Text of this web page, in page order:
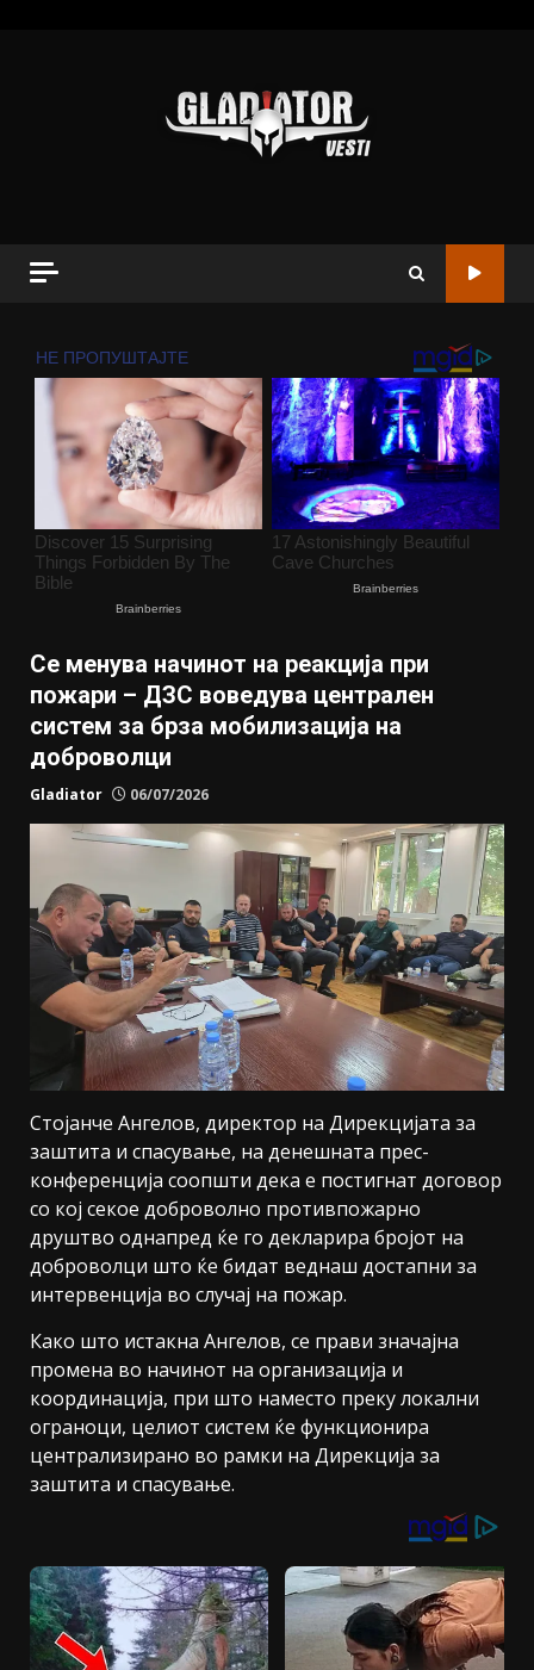
Се менува начинот на реакција при
пожари – ДЗС воведува централен
систем за брза мобилизација на
доброволци
Gladiator 06/07/2026
Стојанче Ангелов, директор на Дирекцијата за
заштита и спасување, на денешната прес-
конференција соопшти дека е постигнат договор
со кој секое доброволно противпожарно
друштво однапред ќе го декларира бројот на
доброволци што ќе бидат веднаш достапни за
интервенција во случај на пожар.
Како што истакна Ангелов, се прави значајна
промена во начинот на организација и
координација, при што наместо преку локални
ограноци, целиот систем ќе функционира
централизирано во рамки на Дирекција за
заштита и спасување.